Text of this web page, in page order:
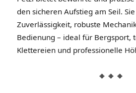
den sicheren Aufstieg am Seil.
Zuverlässigkeit, robuste
Bedienung – ideal für Bergsport,
Klettereien und professionelle
🔸🔸🔸